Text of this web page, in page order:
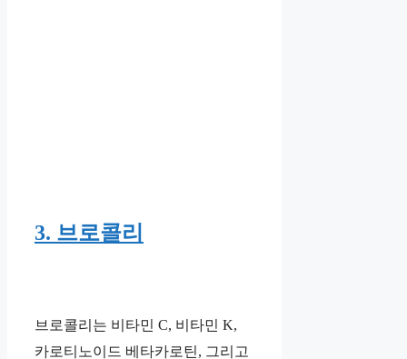
3. 브로콜리
브로콜리는 비타민 C, 비타민 K,
카로티노이드 베타카로틴, 그리고